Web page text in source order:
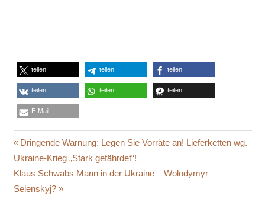
teilen teilen teilen
teilen teilen teilen
E-Mail
EURO
GASKNAPPHEIT
GOLDRESERVEN
Beitragsnavigation
Vorheriger
Beitrag:
Dringende Warnung: Legen Sie Vorräte an! Lieferketten wg.
Ukraine-Krieg „Stark gefährdet“!
Nächster
Beitrag:
Klaus Schwabs Mann in der Ukraine – Wolodymyr
Selenskyj?